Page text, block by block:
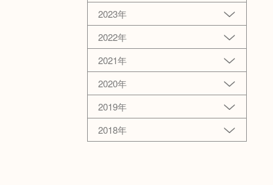
2023年
2022年
2021年
2020年
2019年
2018年